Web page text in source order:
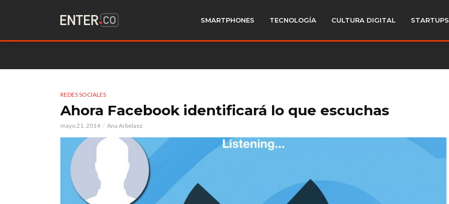
SMARTPHONES TECNOLOGÍA CULTURA DIGITAL STARTUPS
REDES SOCIALES
Ahora Facebook identificará lo que escuchas
mayo 21, 2014 Ana Arbelaez